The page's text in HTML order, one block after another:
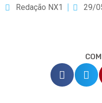
Redação NX1 29/